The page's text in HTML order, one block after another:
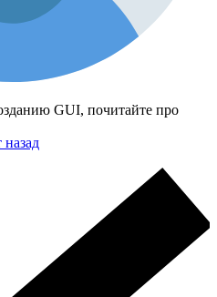
GUI, почитайте про
назад